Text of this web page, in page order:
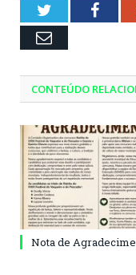
Twitter
Email
CONTEÚDO
Nota de